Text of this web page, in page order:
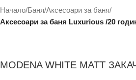
Начало Баня Аксесоари за баня
Аксесоари за баня Luxurious /20
MODENA WHITE MATT